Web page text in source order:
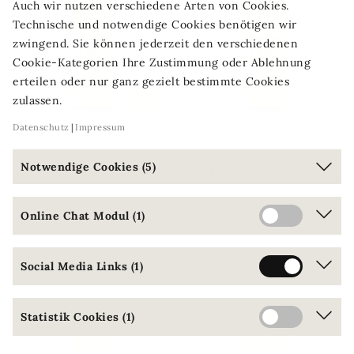
Auch wir nutzen verschiedene Arten von Cookies.
Technische und notwendige Cookies benötigen wir
zwingend. Sie können jederzeit den verschiedenen
Cookie-Kategorien Ihre Zustimmung oder Ablehnung
erteilen oder nur ganz gezielt bestimmte Cookies
zulassen.
Datenschutz Impressum
Notwendige Cookies (5)
Online Chat Modul (1)
Social Media Links (1)
Statistik Cookies (1)
Ab9,50 €*
(38,00 € / kg) (47,60 € / kg)